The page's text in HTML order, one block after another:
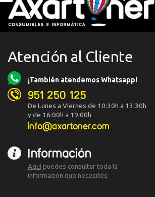
Atención al Cliente
¡También atendemos Whatsapp!
951 250 125
De Lunes a Viernes de 10:30h a 13:30h
y de 16:00h a 19:00h
info@axartoner.com
Información
Aquípuedes consultar toda la
información que necesites